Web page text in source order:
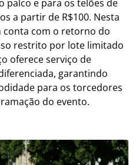
palco e para os telões de
a partir de R$100. Nesta
conta com o retorno do
restrito por lote limitado
oferece serviço de
garantindo
para os torcedores
do evento.